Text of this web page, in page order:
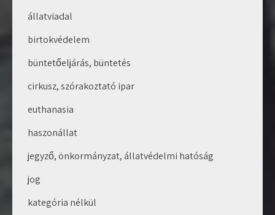
állatviadal
birtokvédelem
büntetőeljárás, büntetés
cirkusz, szórakoztató ipar
euthanasia
haszonállat
jegyző, önkormányzat, állatvédelmi hatóság
jog
kategória nélkül